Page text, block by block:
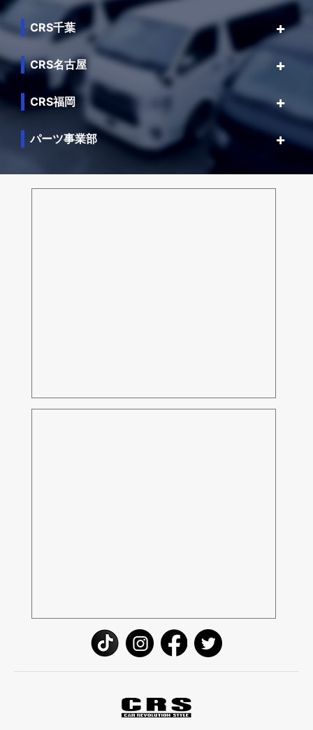
CRS千葉
CRS名古屋
CRS福岡
パーツ事業部